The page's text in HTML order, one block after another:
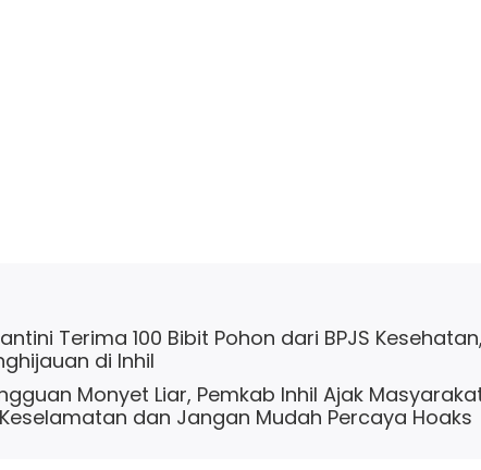
Terima 100 Bibit Pohon dari BPJS Kesehatan,
di Inhil
Monyet Liar, Pemkab Inhil Ajak
dan Jangan Mudah Percaya Hoaks